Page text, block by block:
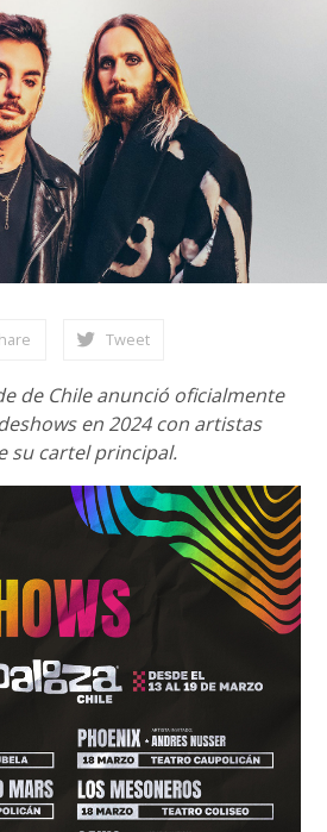
Tweet
de Chile anunció oficialmente
en 2024 con artistas
su cartel principal.